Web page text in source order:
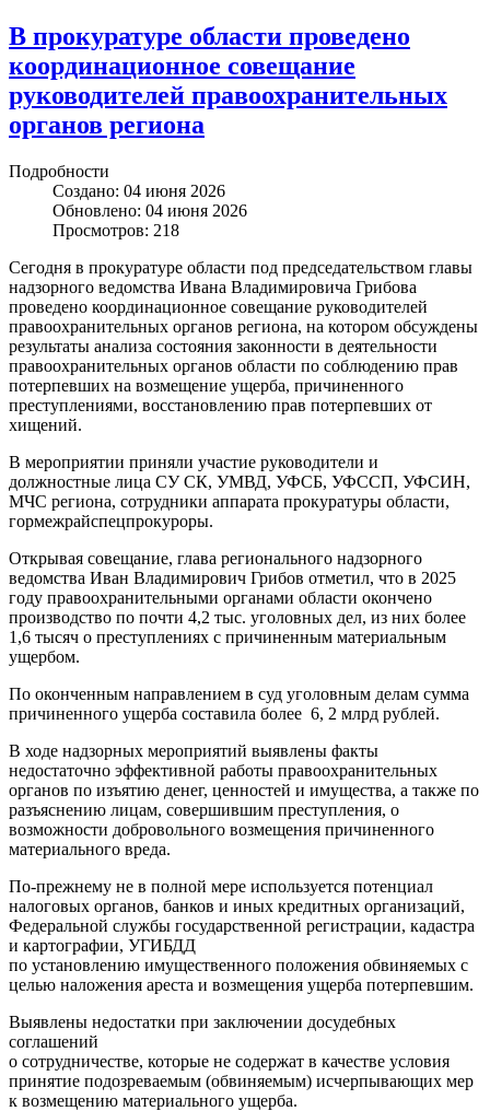
В прокуратуре области проведено
координационное совещание
руководителей правоохранительных
органов региона
Подробности
Создано: 04 июня 2026
Обновлено: 04 июня 2026
Просмотров: 218
Сегодня в прокуратуре области под председательством главы
надзорного ведомства Ивана Владимировича Грибова
проведено координационное совещание руководителей
правоохранительных органов региона, на котором обсуждены
результаты анализа состояния законности в деятельности
правоохранительных органов области по соблюдению прав
потерпевших на возмещение ущерба, причиненного
преступлениями, восстановлению прав потерпевших от
хищений.
В мероприятии приняли участие руководители и
должностные лица СУ СК, УМВД, УФСБ, УФССП, УФСИН,
МЧС региона, сотрудники аппарата прокуратуры области,
гормежрайспецпрокуроры.
Открывая совещание, глава регионального надзорного
ведомства Иван Владимирович Грибов отметил, что в 2025
году правоохранительными органами области окончено
производство по почти 4,2 тыс. уголовных дел, из них более
1,6 тысяч о преступлениях с причиненным материальным
ущербом.
По оконченным направлением в суд уголовным делам сумма
причиненного ущерба составила более 6, 2 млрд рублей.
В ходе надзорных мероприятий выявлены факты
недостаточно эффективной работы правоохранительных
органов по изъятию денег, ценностей и имущества, а также по
разъяснению лицам, совершившим преступления, о
возможности добровольного возмещения причиненного
материального вреда.
По-прежнему не в полной мере используется потенциал
налоговых органов, банков и иных кредитных организаций,
Федеральной службы государственной регистрации, кадастра
и картографии, УГИБДД
по установлению имущественного положения обвиняемых с
целью наложения ареста и возмещения ущерба потерпевшим.
Выявлены недостатки при заключении досудебных
соглашений
о сотрудничестве, которые не содержат в качестве условия
принятие подозреваемым (обвиняемым) исчерпывающих мер
к возмещению материального ущерба.